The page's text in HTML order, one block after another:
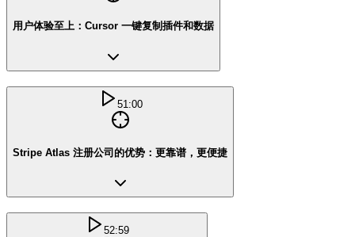
用户体验至上：Cursor 一键复制插件和数据
51:00
Stripe Atlas 注册公司的优势：更靠谱，更便捷
52:59